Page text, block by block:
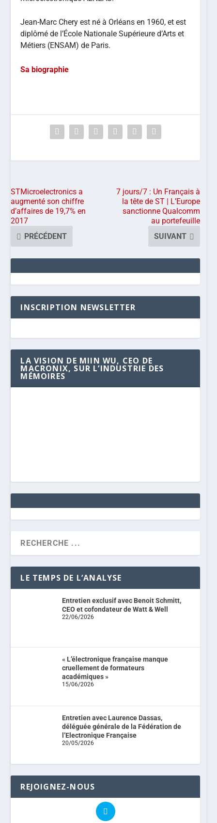
Jean-Marc Chery est né à Orléans en 1960, et est
diplômé de l’École Nationale Supérieure d’Arts et
Métiers (ENSAM) de Paris.
Sa biographie
STMicroelectronics a
augmenté son chiffre
d’affaires de 19,7% en
2017
PRÉCÉDENT
7 jours/7 : Un Français à
la tête de ST | L’Europe
sanctionne Qualcomm
au portefeuille
SUIVANT
INSCRIPTION NEWSLETTER
LA VISION DE MIIN WU, CEO DE
MACRONIX, SUR L’INDUSTRIE DES
MÉMOIRES
LE TEMPS DE L’ANALYSE
Entretien exclusif avec Benoit Schmitt,
CEO et cofondateur de Watt & Well
22/06/2026
« L’électronique française manque
cruellement de formateurs
académiques »
15/06/2026
Entretien avec Laurence Dassas,
déléguée générale de la Fédération de
l’Electronique Française
20/05/2026
REJOIGNEZ-NOUS